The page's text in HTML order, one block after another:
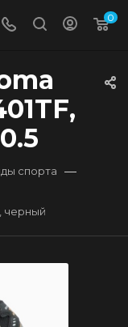
0
спорта —
черный